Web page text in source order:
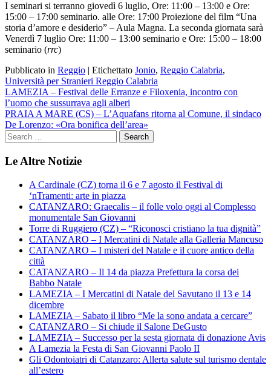
I seminari si terranno giovedì 6 luglio, Ore: 11:00 – 13:00 e Ore:
15:00 – 17:00 seminario. alle Ore: 17:00 Proiezione del film “Una
storia d’amore e desiderio” – Aula Magna. La seconda giornata sarà
Venerdì 7 luglio Ore: 11:00 – 13:00 seminario e Ore: 15:00 – 18:00
seminario (rrc)
Pubblicato in Reggio | Etichettato Jonio, Reggio Calabria,
Università per Stranieri Reggio Calabria
Navigazione
articoli
LAMEZIA – Festival delle Erranze e Filoxenia, incontro con
l’uomo che sussurrava agli alberi
PRAIA A MARE (CS) – L’Aquafans ritorna al Comune, il sindaco
De Lorenzo: «Ora bonifica dell’area»
Le Altre Notizie
A Cardinale (CZ) torna il 6 e 7 agosto il Festival di
‘nTramenti: arte in piazza
CATANZARO: Graecalis – il folle volo oggi al Complesso
monumentale San Giovanni
Torre di Ruggiero (CZ) – “Riconosci cristiano la tua dignità”
CATANZARO – I Mercatini di Natale alla Galleria Mancuso
CATANZARO – I misteri del Natale e il cuore antico della
città
CATANZARO – Il 14 da piazza Prefettura la corsa dei
Babbo Natale
LAMEZIA – I Mercatini di Natale del Savutano il 13 e 14
dicembre
LAMEZIA – Sabato il libro “Me la sono andata a cercare”
CATANZARO – Si chiude il Salone DeGusto
LAMEZIA – Successo per la sesta giornata di donazione Avis
A Lamezia la Festa di San Giovanni Paolo II
Gli Odontoiatri di Catanzaro: Allerta salute sul turismo dentale
all’estero